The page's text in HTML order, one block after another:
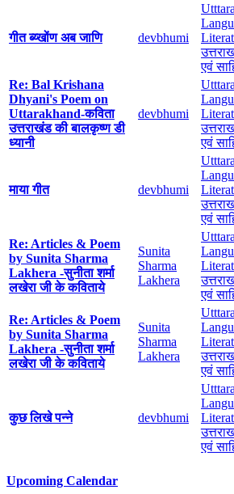
गीत ब्य्खोंण अब जाणि devbhumi
एवं
Re: Bal Krishana
Dhyani's Poem on
Uttarakhand-कविता
उत्तराखंड की बालकृष्ण डी
ध्यानी
devbhumi
एवं
माया गीत devbhumi
एवं
Re: Articles & Poem
by Sunita Sharma
Lakhera -सुनीता शर्मा
लखेरा जी के कविताये
Sunita
Sharma
Lakhera
एवं
Re: Articles & Poem
by Sunita Sharma
Lakhera -सुनीता शर्मा
लखेरा जी के कविताये
Sunita
Sharma
Lakhera
एवं
कुछ लिखे पन्ने devbhumi
एवं
Upcoming Calendar